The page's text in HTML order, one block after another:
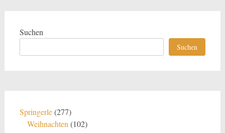
Suchen
Suchen
Springerle 277277
Produkte
Weihnachten 102102